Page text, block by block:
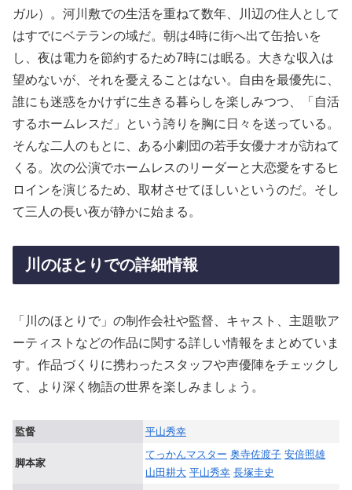
ガル）。河川敷での生活を重ねて数年、川辺の住人として
はすでにベテランの域だ。朝は4時に街へ出て缶拾いを
し、夜は電力を節約するため7時には眠る。大きな収入は
望めないが、それを憂えることはない。自由を最優先に、
誰にも迷惑をかけずに生きる暮らしを楽しみつつ、「自活
するホームレスだ」という誇りを胸に日々を送っている。
そんな二人のもとに、ある小劇団の若手女優ナオが訪ねて
くる。次の公演でホームレスのリーダーと大恋愛をするヒ
ロインを演じるため、取材させてほしいというのだ。そし
て三人の長い夜が静かに始まる。
川のほとりでの詳細情報
「川のほとりで」の制作会社や監督、キャスト、主題歌ア
ーティストなどの作品に関する詳しい情報をまとめていま
す。作品づくりに携わったスタッフや声優陣をチェックし
て、より深く物語の世界を楽しみましょう。
監督 平山秀幸
脚本家
てっかんマスター 奥寺佐渡子 安倍照雄
山田耕大 平山秀幸 長塚圭史